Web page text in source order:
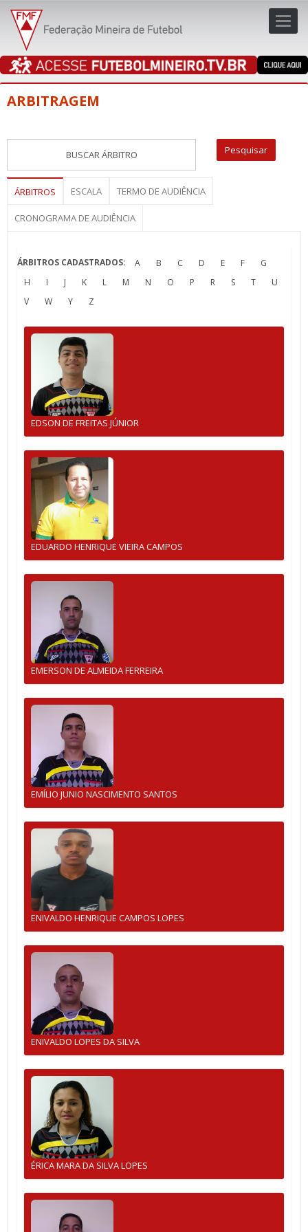
ARBITRAGEM
ÁRBITROS ESCALA TERMO DE AUDIÊNCIA
CRONOGRAMA DE AUDIÊNCIA
ÁRBITROS CADASTRADOS: A B C D E F
G
H
I J K L M N O P R S T
U
V
W Y Z
EDSON DE FREITAS JÚNIOR
EDUARDO HENRIQUE VIEIRA CAMPOS
EMERSON DE ALMEIDA FERREIRA
EMÍLIO JUNIO NASCIMENTO SANTOS
ENIVALDO HENRIQUE CAMPOS LOPES
ENIVALDO LOPES DA SILVA
ÉRICA MARA DA SILVA LOPES